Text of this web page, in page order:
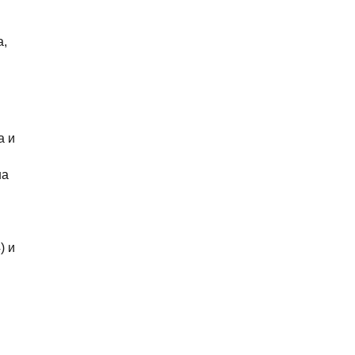
и
и